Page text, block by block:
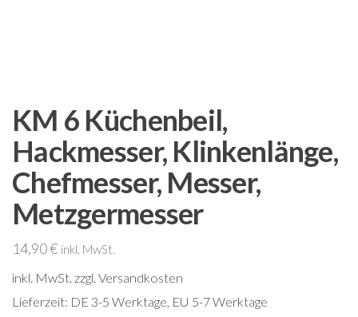
KM 6 Küchenbeil,
Hackmesser, Klinkenlänge,
Chefmesser, Messer,
Metzgermesser
14,90€ inkl. MwSt.
inkl. MwSt. zzgl. Versandkosten
Lieferzeit: DE 3-5 Werktage, EU 5-7 Werktage